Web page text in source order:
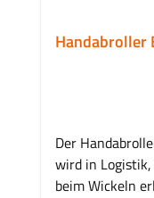
Handabroller
Der
wird in Logistik, Lager,
beim Wickeln